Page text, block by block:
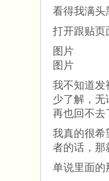
看得我满头
打开跟贴页
图片
图片
我不知道发
少了解，无
再也回不去
我真的很希
者的话，那
单说里面的